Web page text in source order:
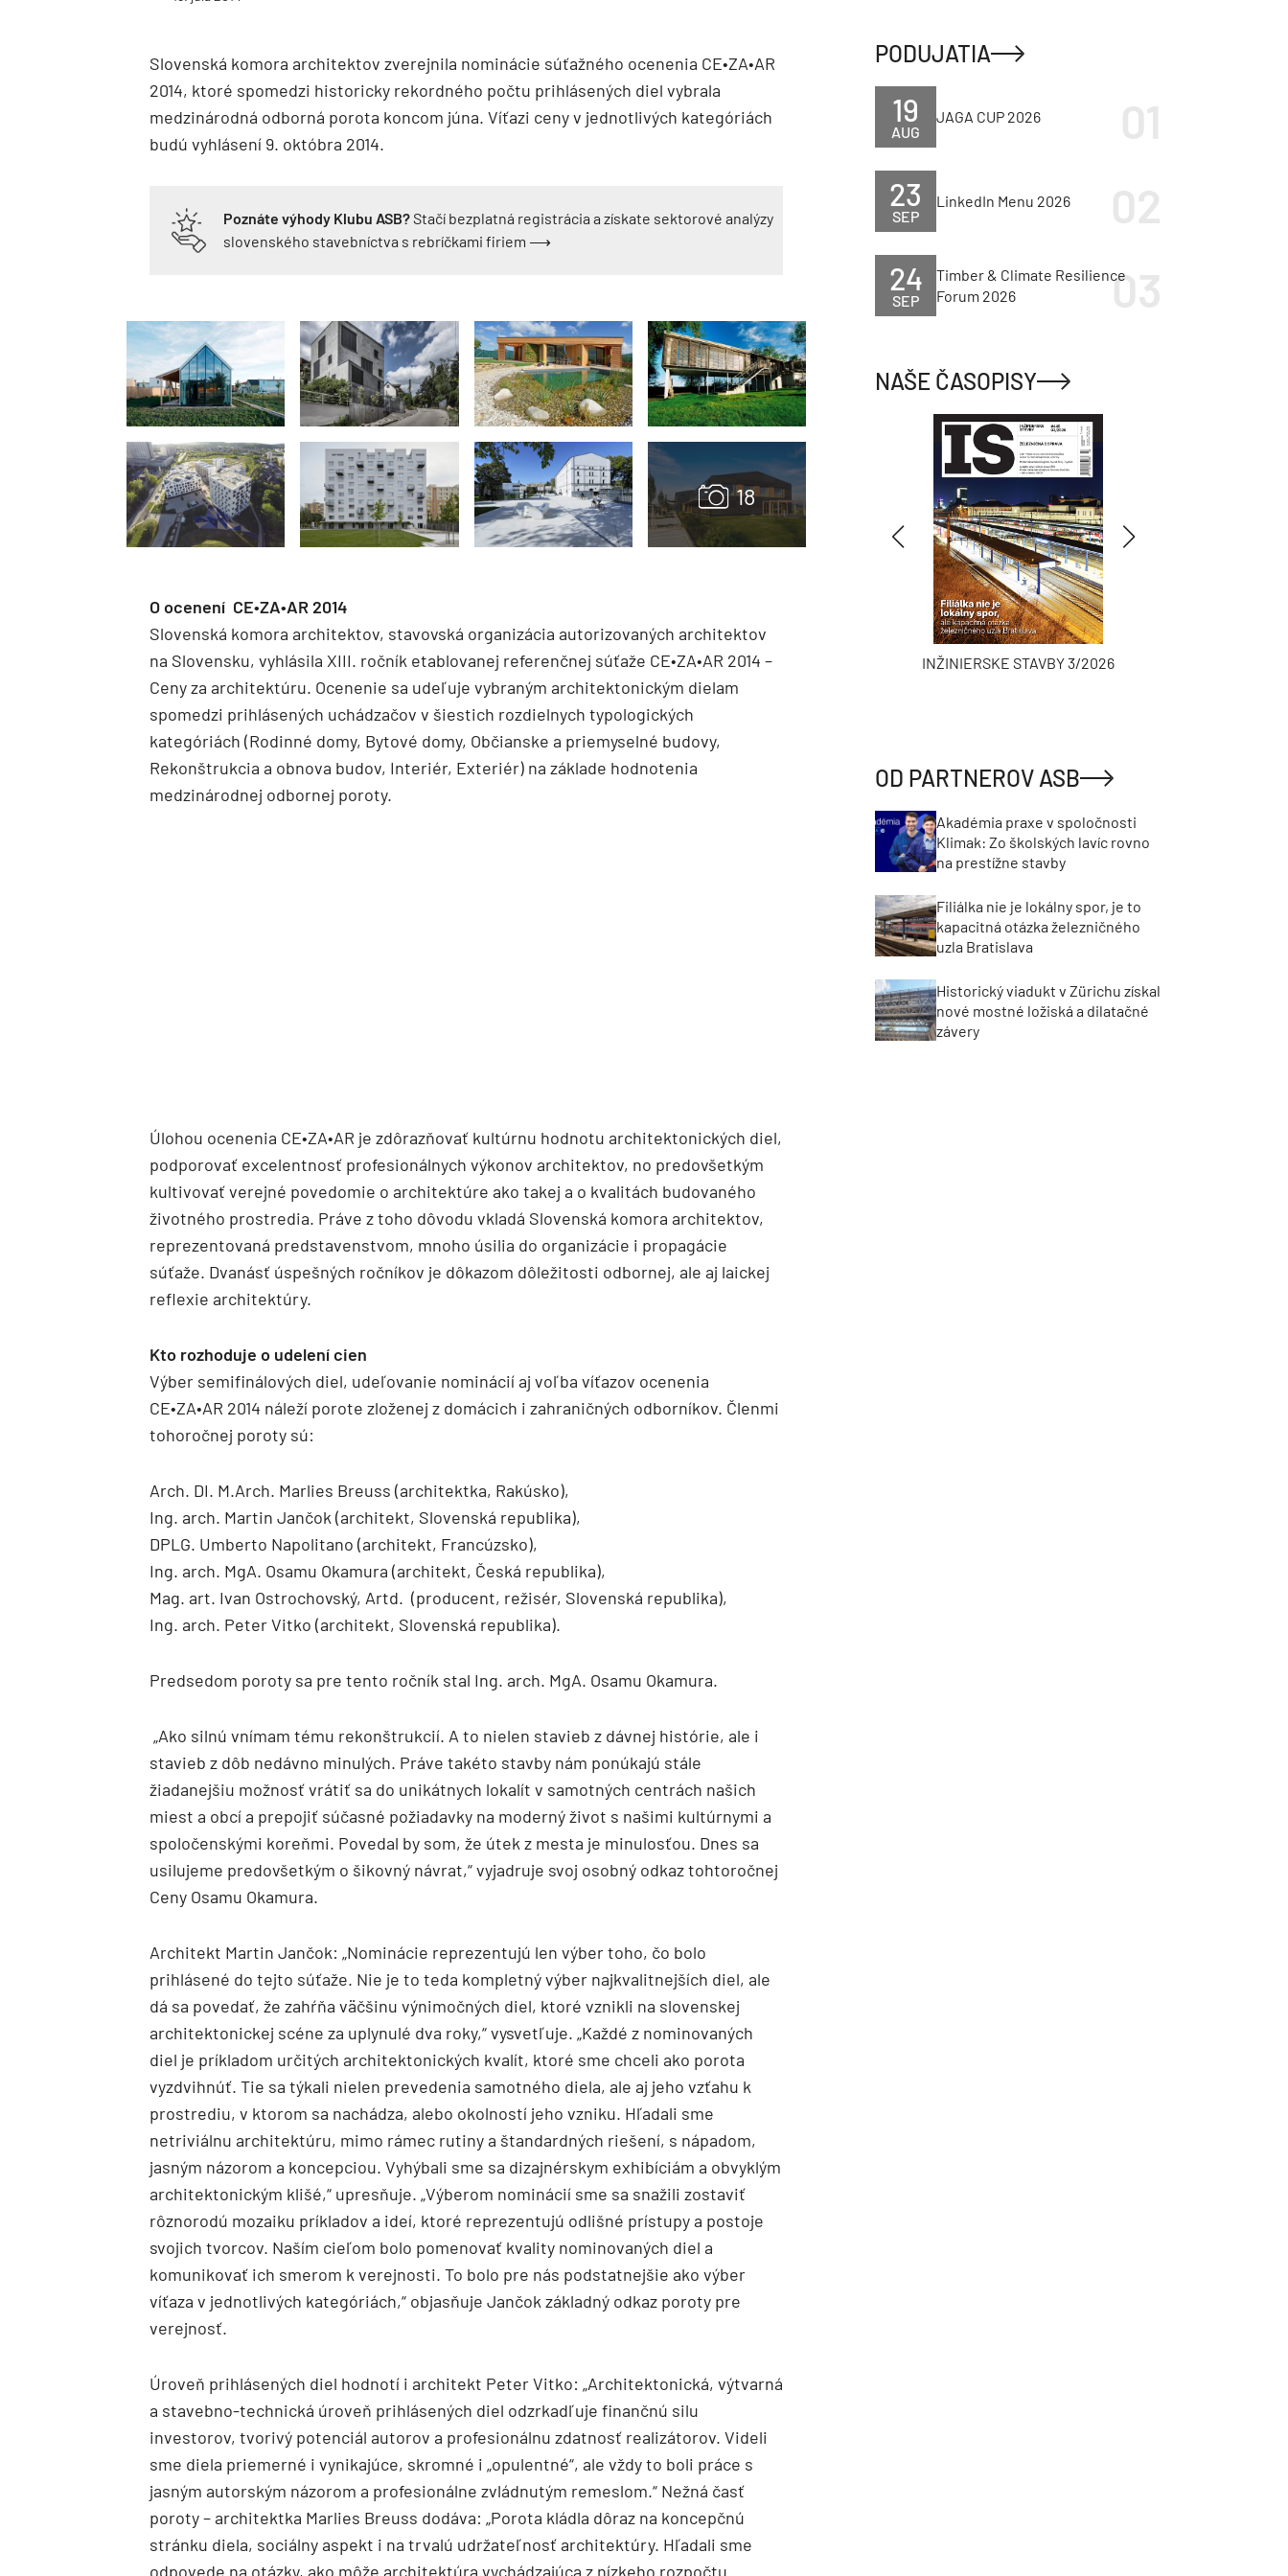
Slovenská komora architektov zverejnila nominácie súťažného ocenenia CE•ZA•AR
2014, ktoré spomedzi historicky rekordného počtu prihlásených diel vybrala
medzinárodná odborná porota koncom júna. Víťazi ceny v jednotlivých kategóriách
budú vyhlásení 9. októbra 2014.
Poznáte výhody Klubu ASB?Stačí bezplatná registrácia a získate sektorové analýzy
slovenského stavebníctva s rebríčkami firiem ⟶
O ocenení CE•ZA•AR 2014
Slovenská komora architektov, stavovská organizácia autorizovaných architektov
na Slovensku, vyhlásila XIII. ročník etablovanej referenčnej súťaže CE•ZA•AR 2014 –
Ceny za architektúru. Ocenenie sa udeľuje vybraným architektonickým dielam
spomedzi prihlásených uchádzačov v šiestich rozdielnych typologických
kategóriách (Rodinné domy, Bytové domy, Občianske a priemyselné budovy,
Rekonštrukcia a obnova budov, Interiér, Exteriér) na základe hodnotenia
medzinárodnej odbornej poroty.
Úlohou ocenenia CE•ZA•AR je zdôrazňovať kultúrnu hodnotu architektonických diel,
podporovať excelentnosť profesionálnych výkonov architektov, no predovšetkým
kultivovať verejné povedomie o architektúre ako takej a o kvalitách budovaného
životného prostredia. Práve z toho dôvodu vkladá Slovenská komora architektov,
reprezentovaná predstavenstvom, mnoho úsilia do organizácie i propagácie
súťaže. Dvanásť úspešných ročníkov je dôkazom dôležitosti odbornej, ale aj laickej
reflexie architektúry.
Kto rozhoduje o udelení cien
Výber semifinálových diel, udeľovanie nominácií aj voľba víťazov ocenenia
CE•ZA•AR 2014 náleží porote zloženej z domácich i zahraničných odborníkov. Členmi
tohoročnej poroty sú:
Arch. DI. M.Arch. Marlies Breuss (architektka, Rakúsko),
Ing. arch. Martin Jančok (architekt, Slovenská republika),
DPLG. Umberto Napolitano (architekt, Francúzsko),
Ing. arch. MgA. Osamu Okamura (architekt, Česká republika),
Mag. art. Ivan Ostrochovský, Artd. (producent, režisér, Slovenská republika),
Ing. arch. Peter Vitko (architekt, Slovenská republika).
Predsedom poroty sa pre tento ročník stal Ing. arch. MgA. Osamu Okamura.
„Ako silnú vnímam tému rekonštrukcií. A to nielen stavieb z dávnej histórie, ale i
stavieb z dôb nedávno minulých. Práve takéto stavby nám ponúkajú stále
žiadanejšiu možnosť vrátiť sa do unikátnych lokalít v samotných centrách našich
miest a obcí a prepojiť súčasné požiadavky na moderný život s našimi kultúrnymi a
spoločenskými koreňmi. Povedal by som, že útek z mesta je minulosťou. Dnes sa
usilujeme predovšetkým o šikovný návrat,“ vyjadruje svoj osobný odkaz tohtoročnej
Ceny Osamu Okamura.
Architekt Martin Jančok: „Nominácie reprezentujú len výber toho, čo bolo
prihlásené do tejto súťaže. Nie je to teda kompletný výber najkvalitnejších diel, ale
dá sa povedať, že zahŕňa väčšinu výnimočných diel, ktoré vznikli na slovenskej
architektonickej scéne za uplynulé dva roky,“ vysvetľuje. „Každé z nominovaných
diel je príkladom určitých architektonických kvalít, ktoré sme chceli ako porota
vyzdvihnúť. Tie sa týkali nielen prevedenia samotného diela, ale aj jeho vzťahu k
prostrediu, v ktorom sa nachádza, alebo okolností jeho vzniku. Hľadali sme
netriviálnu architektúru, mimo rámec rutiny a štandardných riešení, s nápadom,
jasným názorom a koncepciou. Vyhýbali sme sa dizajnérskym exhibíciám a obvyklým
architektonickým klišé,“ upresňuje. „Výberom nominácií sme sa snažili zostaviť
rôznorodú mozaiku príkladov a ideí, ktoré reprezentujú odlišné prístupy a postoje
svojich tvorcov. Naším cieľom bolo pomenovať kvality nominovaných diel a
komunikovať ich smerom k verejnosti. To bolo pre nás podstatnejšie ako výber
víťaza v jednotlivých kategóriách,“ objasňuje Jančok základný odkaz poroty pre
verejnosť.
Úroveň prihlásených diel hodnotí i architekt Peter Vitko: „Architektonická, výtvarná
a stavebno-technická úroveň prihlásených diel odzrkadľuje finančnú silu
investorov, tvorivý potenciál autorov a profesionálnu zdatnosť realizátorov. Videli
sme diela priemerné i vynikajúce, skromné i „opulentné“, ale vždy to boli práce s
jasným autorským názorom a profesionálne zvládnutým remeslom.“ Nežná časť
poroty – architektka Marlies Breuss dodáva: „Porota kládla dôraz na koncepčnú
stránku diela, sociálny aspekt i na trvalú udržateľnosť architektúry. Hľadali sme
odpovede na otázky, ako môže architektúra vychádzajúca z nízkeho rozpočtu
PODUJATIA
AUG
19 JAGA CUP 2026
SEP
23 LinkedIn Menu 2026
SEP
24
Timber & Climate Resilience
Forum 2026
NAŠE ČASOPISY
TZB HAUSTECHNIK 3/2026 INŽINIERSKE STAVBY 3/2026
OD PARTNEROV ASB
Akadémia praxe v spoločnosti
Klimak: Zo školských lavíc rovno
na prestížne stavby
Filiálka nie je lokálny spor, je to
kapacitná otázka železničného
uzla Bratislava
Historický viadukt v Zürichu získal
nové mostné ložiská a dilatačné
závery